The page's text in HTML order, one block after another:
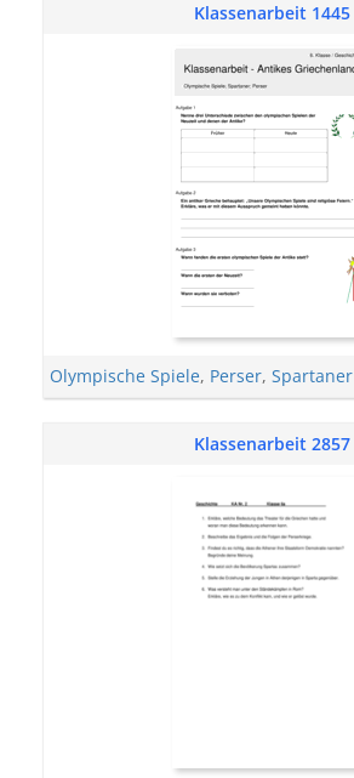
Klassenarbeit 1445
Olympische Spiele, Perser, Spartaner
Klassenarbeit 2857